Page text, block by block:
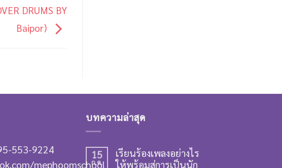
DRUMS BY
Baipor)
553-9224
mephoomschool
บทความล่าสุด
15
ก.ค.
เรียนร้องเพลงอย่างไร
ให้พร้อมสู่การเป็นนัก